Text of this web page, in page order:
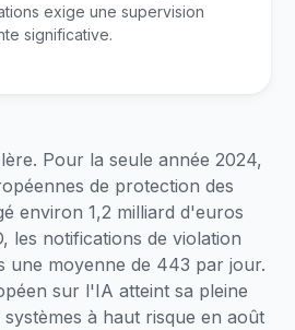
exige une supervision
significative.
Pour la seule année 2024,
de protection des
environ 1,2 milliard d'euros
les notifications de violation
une moyenne de 443 par jour.
sur l'IA atteint sa pleine
à haut risque en août